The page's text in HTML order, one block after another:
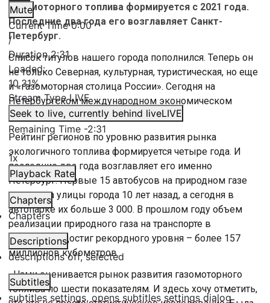
Mute
Current Time0:00
/
Duration2:31
Loaded:
10.31%
Stream TypeLIVE
Seek to live, currently behind liveLIVE
Remaining Time -2:31
1x
Playback Rate
Chapters
Chapters
Descriptions
descriptions off, selected
Subtitles
subtitles settings, opens subtitles settings dialog
газомоторного топлива формируется с 2021 года.
Последние два года его возглавляет Санкт-
Петербург.
Список титулов нашего города пополнился. Теперь он
не только Северная, культурная, туристическая, но еще
и «газомоторная столица России». Сегодня на
Петербургском международном экономическом
форуме город звание подтвердил.
Рейтинг регионов по уровню развития рынка
экологичного топлива формируется четыре года. И
последние два года возглавляет его именно
Петербург. Первые 15 автобусов на природном газе
вышли на улицы города 10 лет назад, а сегодня в
автопарке их больше 3 000. В прошлом году объем
реализации природного газа на транспорте в
Петербурге достиг рекордного уровня – более 157
миллионов кубометров.
«Нами оценивается рынок развития газомоторного
топлива по шести показателям. И здесь хочу отметить,